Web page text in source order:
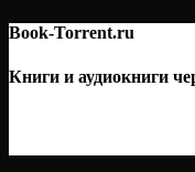
Book-Torrent.ru
Книги и аудиокниги